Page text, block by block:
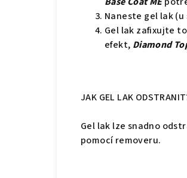
Naneste gel lak
Gel lak zafixujte
efekt, Diamond
JAK GEL LAK
Gel lak lze snadno
pomocí removeru.